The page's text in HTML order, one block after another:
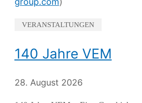
VERANSTALTUNGEN
140 Jahre VEM
28. August 2026